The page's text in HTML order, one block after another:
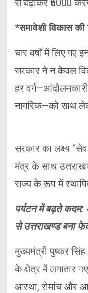
से बढ़ाकर ₹6000
*समावेशी विकास
चार वर्षों में लिए गए
सरकार ने न केवल
हर
नागरिक—को साथ
सरकार का लक्ष्य
मंत्र के साथ
राज्य के रूप में
पर्यटन में बढ़ते
से उत्तराखण्ड बना
मुख्यमंत्री पुष्कर सिंह
के क्षेत्र में लगातार
आस्था, रोमांच और